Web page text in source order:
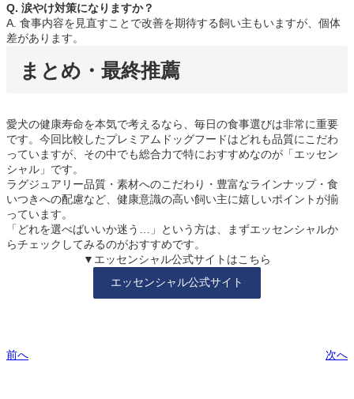
Q. 涙やけ対策になりますか？
A. 食事内容を見直すことで改善を期待する飼い主もいますが、個体
差があります。
まとめ・最終推薦
愛犬の健康寿命を本気で考えるなら、毎日の食事選びは非常に重要
です。今回比較したプレミアムドッグフードはどれも品質にこだわ
っていますが、その中でも総合力で特におすすめなのが「エッセン
シャル」です。
ラグジュアリー品質・素材へのこだわり・豊富なラインナップ・食
いつきへの配慮など、健康意識の高い飼い主に嬉しいポイントが揃
っています。
「どれを選べばいいか迷う…」という方は、まずエッセンシャルか
らチェックしてみるのがおすすめです。
▼エッセンシャル公式サイトはこちら
エッセンシャル公式サイト
前へ 次へ